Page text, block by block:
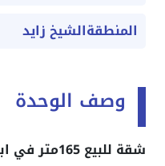
المنطقةالشيخ زايد
وصف الوحدة
شقة للبيع 165متر في ابراج زيد الشيخ زايد